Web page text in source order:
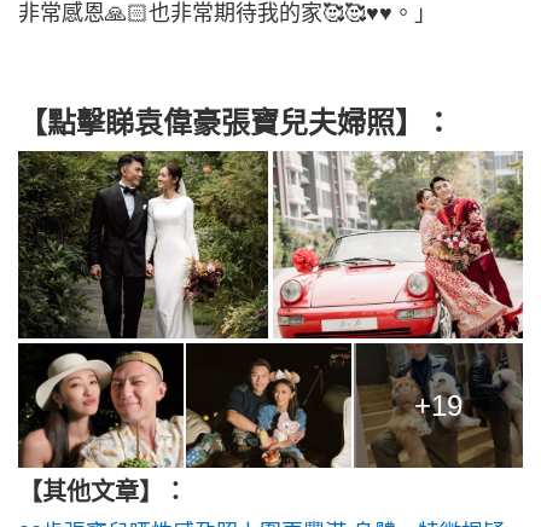
非常感恩🙏🏻也非常期待我的家🥰🥰♥️♥️。」
【點擊睇袁偉豪張寶兒夫婦照】：
+19
【其他文章】：